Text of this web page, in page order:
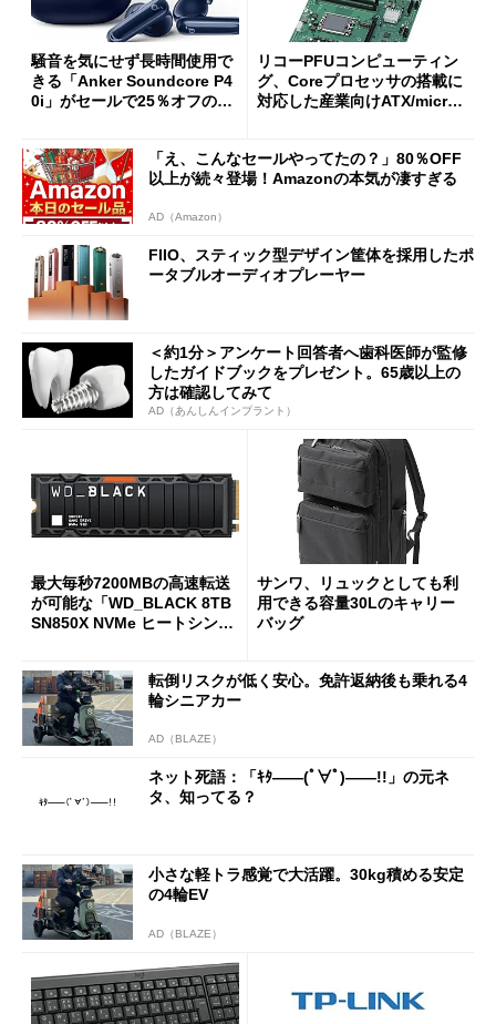
騒音を気にせず長時間使用で
きる「Anker Soundcore P4
0i」がセールで25％オフの59
リコーPFUコンピューティン
グ、Coreプロセッサの搭載に
対応した産業向けATX/micro
「え、こんなセールやってたの？」80％OFF
以上が続々登場！Amazonの本気が凄すぎる
AD（Amazon）
FIIO、スティック型デザイン筐体を採用したポ
ータブルオーディオプレーヤー
＜約1分＞アンケート回答者へ歯科医師が監修
したガイドブックをプレゼント。65歳以上の
方は確認してみて
AD（あんしんインプラント）
最大毎秒7200MBの高速転送
が可能な「WD_BLACK 8TB
SN850X NVMe ヒートシンク
サンワ、リュックとしても利
用できる容量30Lのキャリー
バッグ
転倒リスクが低く安心。免許返納後も乗れる4
輪シニアカー
AD（BLAZE）
ネット死語：「ｷﾀ――(ﾟ∀ﾟ)――!!」の元ネ
タ、知ってる？
小さな軽トラ感覚で大活躍。30kg積める安定
の4輪EV
AD（BLAZE）